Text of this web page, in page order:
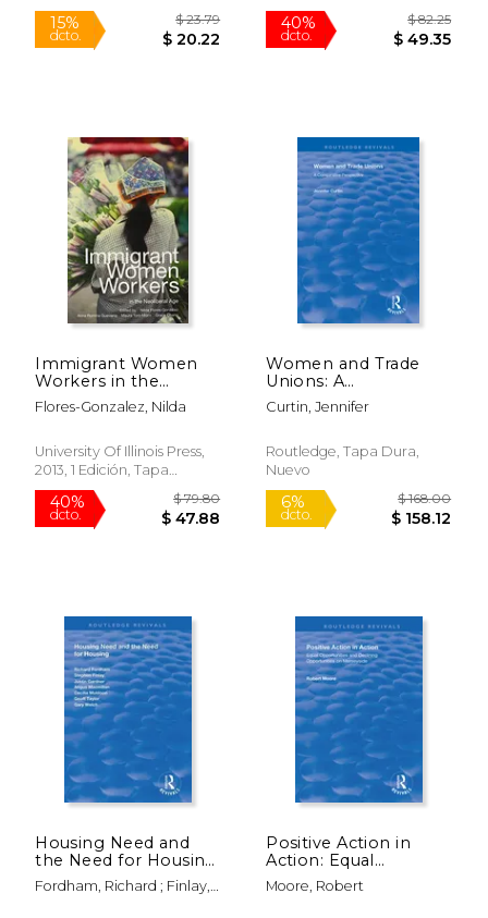
$ 47.42
Immigrant Women
Workers in the
Neoliberal age (en
Inglés)
Flores-Gonzalez, Nilda
University Of Illinois Press,
2013, 1 Edición, Tapa
Blanda, Nuevo
Women and Trade
Unions: A
Comparative
Perspective (en
Curtin, Jennifer
Routledge, Tapa Dura,
Nuevo
Housing Need and
the Need for Housing
(en Inglés)
Fordham, Richard ; Finlay,
Positive Action in
Action: Equal
Opportunities and
Declining
Moore, Robert